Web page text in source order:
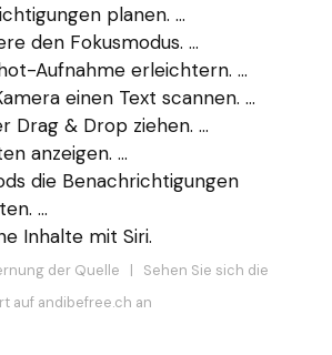
planen. ...
den Fokusmodus. ...
Aufnahme erleichtern. ...
einen Text scannen. ...
Drag & Drop ziehen. ...
anzeigen. ...
die Benachrichtigungen
...
Inhalte mit Siri.
der Quelle | Sehen Sie sich die
auf andibefree.ch an